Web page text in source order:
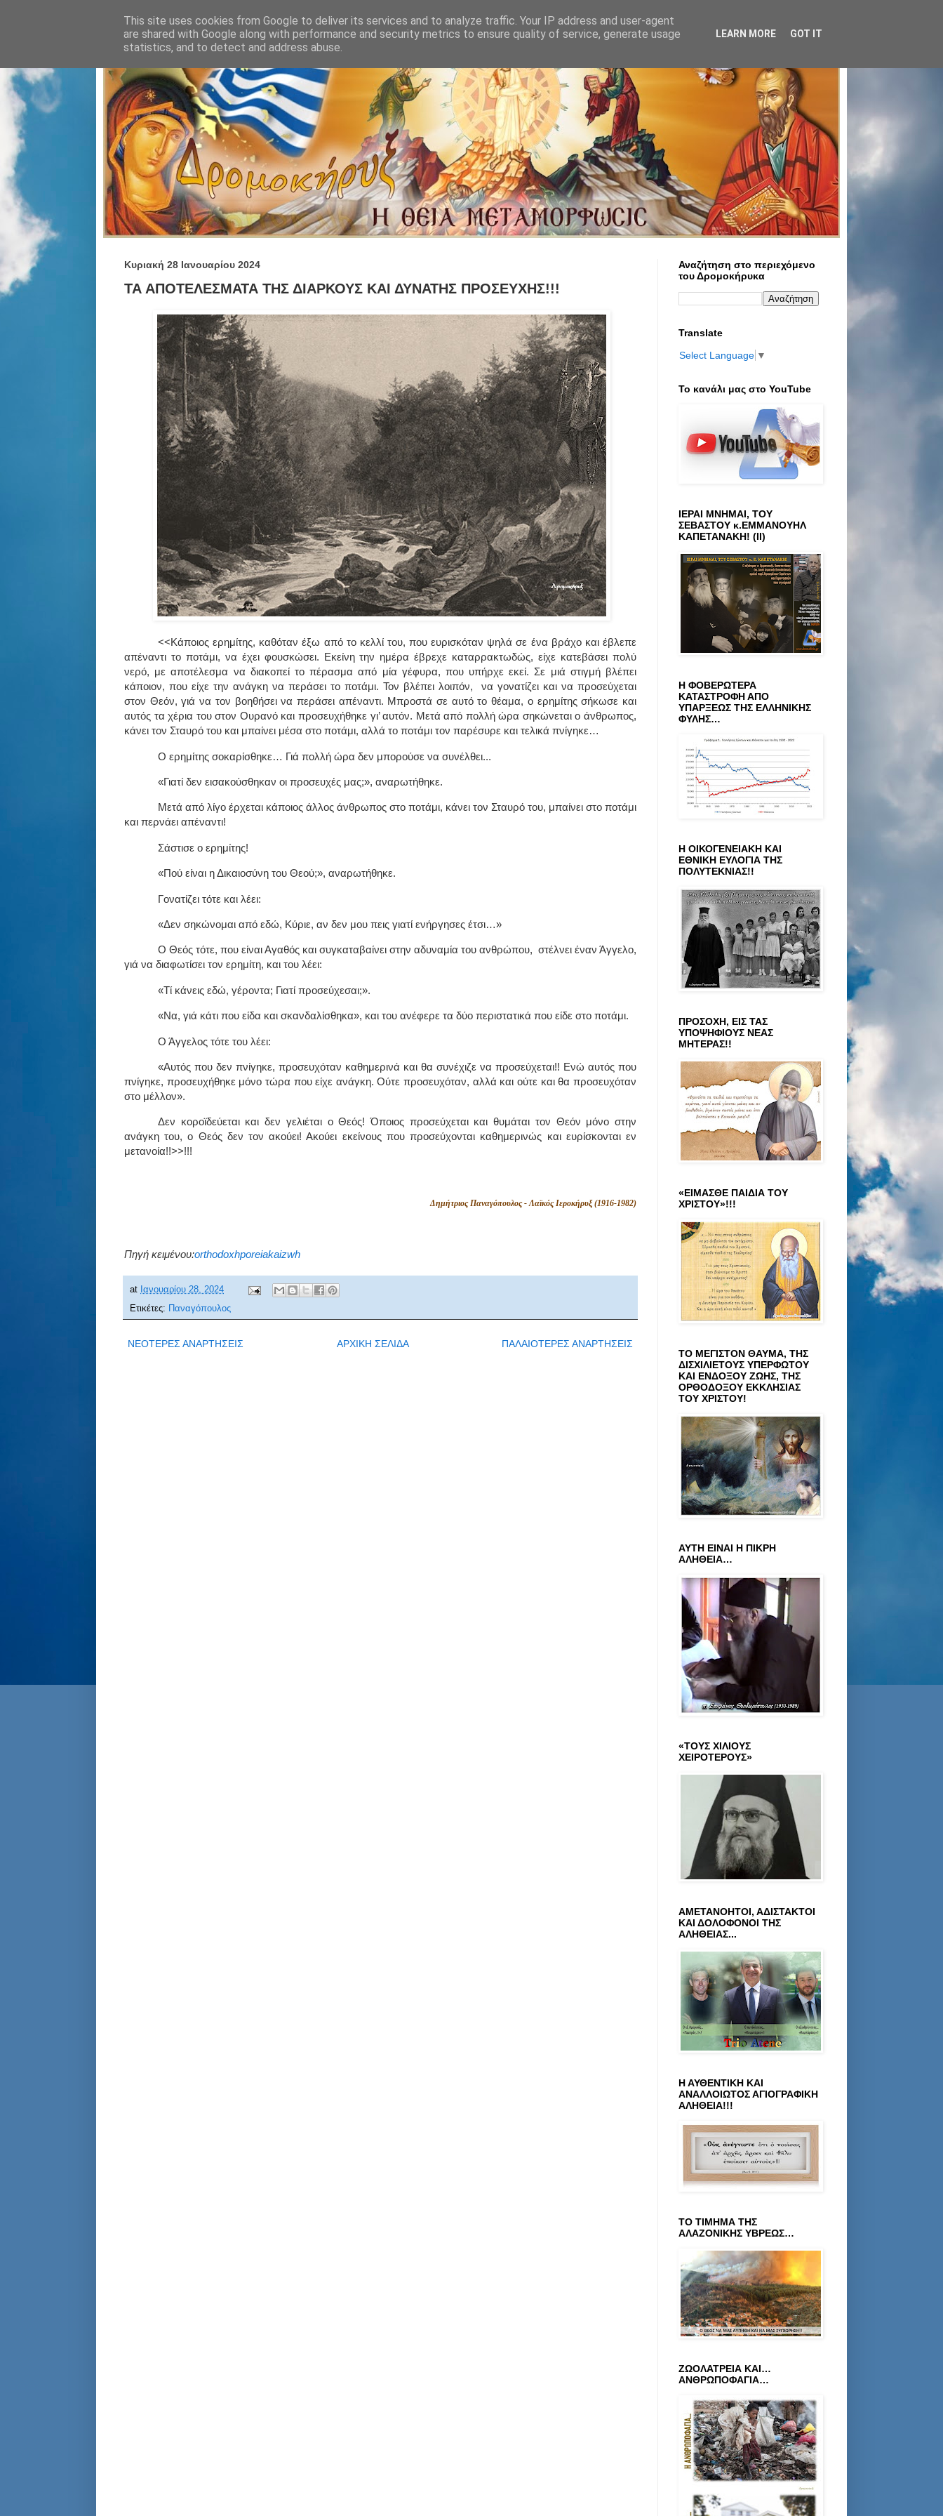
Κυριακή 28 Ιανουαρίου 2024
ΤΑ ΑΠΟΤΕΛΕΣΜΑΤΑ ΤΗΣ ΔΙΑΡΚΟΥΣ ΚΑΙ ΔΥΝΑΤΗΣ ΠΡΟΣΕΥΧΗΣ!!!
<<Κάποιος ερημίτης, καθόταν έξω από το κελλί του, που ευρισκόταν ψηλά σε ένα βράχο και έβλεπε
απέναντι το ποτάμι, να έχει φουσκώσει. Εκείνη την ημέρα έβρεχε καταρρακτωδώς, είχε κατεβάσει πολύ
νερό, με αποτέλεσμα να διακοπεί το πέρασμα από μία γέφυρα, που υπήρχε εκεί. Σε μιά στιγμή βλέπει
κάποιον, που είχε την ανάγκη να περάσει το ποτάμι. Τον βλέπει λοιπόν,
να γονατίζει και να προσεύχεται
στον Θεόν, γιά να τον βοηθήσει να περάσει απέναντι. Μπροστά σε αυτό το θέαμα, ο ερημίτης σήκωσε και
αυτός τα χέρια του στον Ουρανό και προσευχήθηκε γι’ αυτόν. Μετά από πολλή ώρα σηκώνεται ο άνθρωπος,
κάνει τον Σταυρό του και μπαίνει μέσα στο ποτάμι, αλλά το ποτάμι τον παρέσυρε και τελικά πνίγηκε…
Ο ερημίτης σοκαρίσθηκε… Γιά πολλή ώρα δεν μπορούσε να συνέλθει...
«Γιατί δεν εισακούσθηκαν οι προσευχές μας;», αναρωτήθηκε.
Μετά από λίγο έρχεται κάποιος άλλος άνθρωπος στο ποτάμι, κάνει τον Σταυρό του, μπαίνει στο ποτάμι
και περνάει απέναντι!
Σάστισε ο ερημίτης!
«Πού είναι η Δικαιοσύνη του Θεού;», αναρωτήθηκε.
Γονατίζει τότε και λέει:
«Δεν σηκώνομαι από εδώ, Κύριε, αν δεν μου πεις γιατί ενήργησες έτσι…»
Ο Θεός τότε, που είναι Αγαθός και συγκαταβαίνει στην αδυναμία του ανθρώπου, στέλνει έναν Άγγελο,
γιά να διαφωτίσει τον ερημίτη, και του λέει:
«Τί κάνεις εδώ, γέροντα; Γιατί προσεύχεσαι;».
«Να, γιά κάτι που είδα και σκανδαλίσθηκα», και του ανέφερε τα δύο περιστατικά που είδε στο ποτάμι.
Ο Άγγελος τότε του λέει:
«Αυτός που δεν πνίγηκε, προσευχόταν καθημερινά και θα συνέχιζε να προσεύχεται!! Ενώ αυτός που
πνίγηκε, προσευχήθηκε μόνο τώρα που είχε ανάγκη. Ούτε προσευχόταν, αλλά και ούτε και θα προσευχόταν
στο μέλλον».
Δεν κοροϊδεύεται και δεν γελιέται ο Θεός! Όποιος προσεύχεται και θυμάται τον Θεόν μόνο στην
ανάγκη του, ο Θεός δεν τον ακούει! Ακούει εκείνους που προσεύχονται καθημερινώς και ευρίσκονται εν
μετανοία!!>>!!!
Δημήτριος Παναγόπουλος - Λαϊκός Ιεροκήρυξ (1916-1982)
Πηγή κειμένου:orthodoxhporeiakaizwh
at Ιανουαρίου 28, 2024
Ετικέτες:
Παναγόπουλος
ΝΕΟΤΕΡΕΣ ΑΝΑΡΤΗΣΕΙΣ ΠΑΛΑΙΟΤΕΡΕΣ ΑΝΑΡΤΗΣΕΙΣ
ΑΡΧΙΚΗ ΣΕΛΙΔΑ
Αναζήτηση στο περιεχόμενο
του Δρομοκήρυκα
Translate
Select Language ▼
Το κανάλι μας στο ΥοuTube
ΙΕΡΑΙ ΜΝΗΜΑΙ, ΤΟΥ
ΣΕΒΑΣΤΟΥ κ.ΕΜΜΑΝΟΥΗΛ
ΚΑΠΕΤΑΝΑΚΗ! (ΙΙ)
Η ΦΟΒΕΡΩΤΕΡΑ
ΚΑΤΑΣΤΡΟΦΗ ΑΠΟ
ΥΠΑΡΞΕΩΣ ΤΗΣ ΕΛΛΗΝΙΚΗΣ
ΦΥΛΗΣ…
Η ΟΙΚΟΓΕΝΕΙΑΚΗ ΚΑΙ
ΕΘΝΙΚΗ ΕΥΛΟΓΙΑ ΤΗΣ
ΠΟΛΥΤΕΚΝΙΑΣ!!
ΠΡΟΣΟΧΗ, ΕΙΣ ΤΑΣ
ΥΠΟΨΗΦΙΟΥΣ ΝΕΑΣ
ΜΗΤΕΡΑΣ!!
«ΕΙΜΑΣΘΕ ΠΑΙΔΙΑ ΤΟΥ
ΧΡΙΣΤΟΥ»!!!
ΤΟ ΜΕΓΙΣΤΟΝ ΘΑΥΜΑ, ΤΗΣ
ΔΙΣΧΙΛΙΕΤΟΥΣ ΥΠΕΡΦΩΤΟΥ
ΚΑΙ ΕΝΔΟΞΟΥ ΖΩΗΣ, ΤΗΣ
ΟΡΘΟΔΟΞΟΥ ΕΚΚΛΗΣΙΑΣ
ΤΟΥ ΧΡΙΣΤΟΥ!
ΑΥΤΗ ΕΙΝΑΙ Η ΠΙΚΡΗ
ΑΛΗΘΕΙΑ…
«ΤΟΥΣ ΧΙΛΙΟΥΣ
ΧΕΙΡΟΤΕΡΟΥΣ»
ΑΜΕΤΑΝΟΗΤΟΙ, ΑΔΙΣΤΑΚΤΟΙ
ΚΑΙ ΔΟΛΟΦΟΝΟΙ ΤΗΣ
ΑΛΗΘΕΙΑΣ...
Η ΑΥΘΕΝΤΙΚΗ ΚΑΙ
ΑΝΑΛΛΟΙΩΤΟΣ ΑΓΙΟΓΡΑΦΙΚΗ
ΑΛΗΘΕΙΑ!!!
ΤΟ ΤΙΜΗΜΑ ΤΗΣ
ΑΛΑΖΟΝΙΚΗΣ ΥΒΡΕΩΣ…
ΖΩΟΛΑΤΡΕΙΑ ΚΑΙ…
ΑΝΘΡΩΠΟΦΑΓΙΑ…
This site uses cookies from Google to deliver its services and to analyze traffic. Your IP address and user-agent
are shared with Google along with performance and security metrics to ensure quality of service, generate usage
statistics, and to detect and address abuse.
LEARN MORE GOT IT